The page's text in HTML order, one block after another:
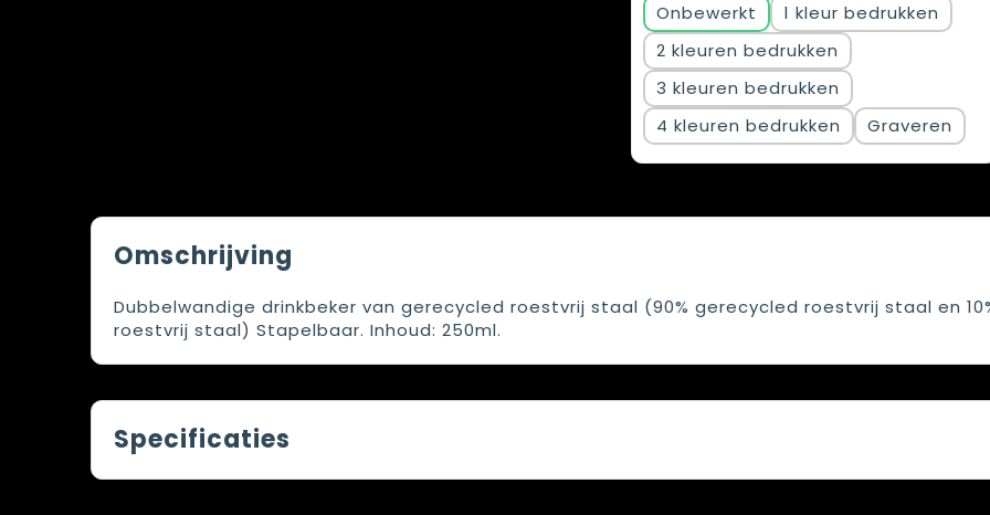
Onbewerkt
1
2
3
4
Graveren
Omschrijving
Dubbelwandige drinkbeker van gerecycled roestvrij staal (90% gerecycled roestvrij staal en
roestvrij staal) Stapelbaar. Inhoud: 250ml.
Specificaties